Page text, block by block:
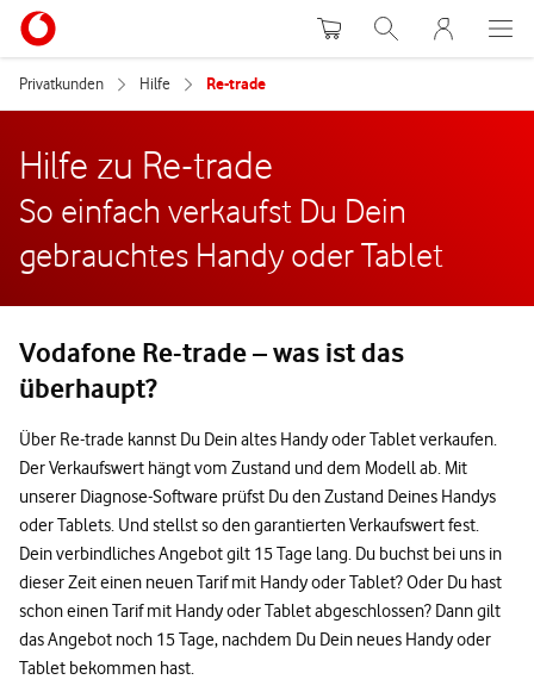
WarenkorbSuche MeinVodafone
Privatkunden Hilfe Re-trade
Hilfe zu Re-trade
So einfach verkaufst Du Dein
gebrauchtes Handy oder Tablet
Vodafone Re-trade – was ist das
überhaupt?
Über Re-trade kannst Du Dein altes Handy oder Tablet verkaufen.
Der Verkaufswert hängt vom Zustand und dem Modell ab. Mit
unserer Diagnose-Software prüfst Du den Zustand Deines Handys
oder Tablets. Und stellst so den garantierten Verkaufswert fest.
Dein verbindliches Angebot gilt 15 Tage lang. Du buchst bei uns in
dieser Zeit einen neuen Tarif mit Handy oder Tablet? Oder Du hast
schon einen Tarif mit Handy oder Tablet abgeschlossen? Dann gilt
das Angebot noch 15 Tage, nachdem Du Dein neues Handy oder
Tablet bekommen hast.